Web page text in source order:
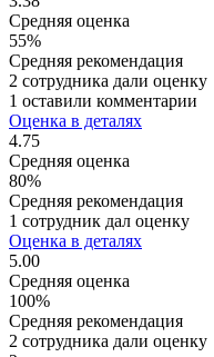
Средняя оценка
55%
Средняя рекомендация
2 сотрудника дали оценку
1 оставили комментарии
Оценка в деталях
4.75
Средняя оценка
80%
Средняя рекомендация
1 сотрудник дал оценку
Оценка в деталях
5.00
Средняя оценка
100%
Средняя рекомендация
2 сотрудника дали оценку